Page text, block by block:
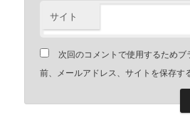
サイト
次回のコメントで使用するためブ
前、メールアドレス、サイトを保存する